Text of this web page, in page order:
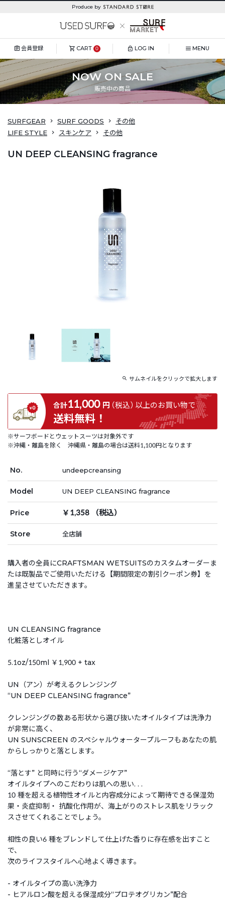
Produce by
会員登録 CART 0 LOG IN MENU
NOW ON SALE
販売中の商品
SURFGEAR SURF GOODS
その他
LIFE STYLE
スキンケア その他
UN DEEP CLEANSING fragrance
サムネイルをクリックで拡大します
合計11,000 円（税込）以上のお買い物で
送料無料！
※サーフボードとウェットスーツは対象外です
※沖縄・離島を除く 沖縄県・離島の場合は送料1,100円となります
No. undeepcreansing
Model UN DEEP CLEANSING fragrance
Price ￥1,358 （税込）
Store 全店舗
購入者の全員にCRAFTSMAN WETSUITSのカスタムオーダーま
たは既製品でご使用いただける【期間限定の割引クーポン券】を
進呈させていただきます。
UN CLEANSING fragrance
化粧落としオイル
5.1oz/150ml ￥1,900 + tax
UN（アン）が考えるクレンジング
“UN DEEP CLEANSING fragrance”
クレンジングの数ある形状から選び抜いたオイルタイプは洗浄力
が非常に高く、
UN SUNSCREEN のスペシャルウォータープルーフもあなたの肌
からしっかりと落とします。
“落とす” と同時に行う“ダメージケア”
オイルタイプへのこだわりは肌への思い. . .
10 種を超える植物性オイルと内容成分によって期待できる保湿効
果・炎症抑制・ 抗酸化作用が、海上がりのストレス肌をリラック
スさせてくれることでしょう。
相性の良い6 種をブレンドして仕上げた香りに存在感を出すこと
で、
次のライフスタイルへ心地よく導きます。
- オイルタイプの高い洗浄力
- ヒアルロン酸を超える保湿成分“プロテオグリカン”配合